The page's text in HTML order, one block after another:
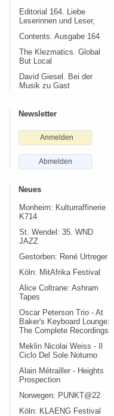
Editorial 164. Liebe
Leserinnen und Leser,
Contents. Ausgabe 164
The Klezmatics. Global
But Local
David Giesel. Bei der
Musik zu Gast
Newsletter
Anmelden
Abmelden
Neues
Monheim: Kulturraffinerie
K714
St. Wendel: 35. WND
JAZZ
Gestorben: René Urtreger
Köln: MitAfrika Festival
Alice Coltrane: Ashram
Tapes
Oscar Peterson Trio - At
Baker's Keyboard Lounge:
The Complete Recordings
Meklin Nicolai Weiss - Il
Ciclo Del Sole Noturno
Alain Métrailler - Heights
Prospection
Norwegen: PUNKT@22
Köln: KLAENG Festival